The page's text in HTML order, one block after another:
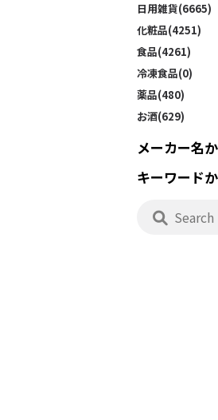
日用雑貨(6665)
化粧品(4251)
食品(4261)
冷凍食品(0)
薬品(480)
お酒(629)
メーカー名
キーワード